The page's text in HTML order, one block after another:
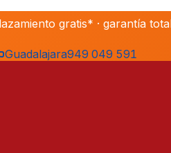
gratis* · garantía
Guadalajara949 049 591